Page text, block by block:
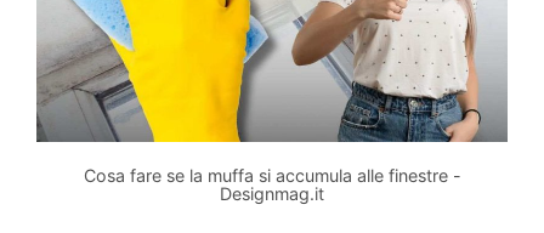
Cosa fare se la muffa si accumula alle finestre -
Designmag.it